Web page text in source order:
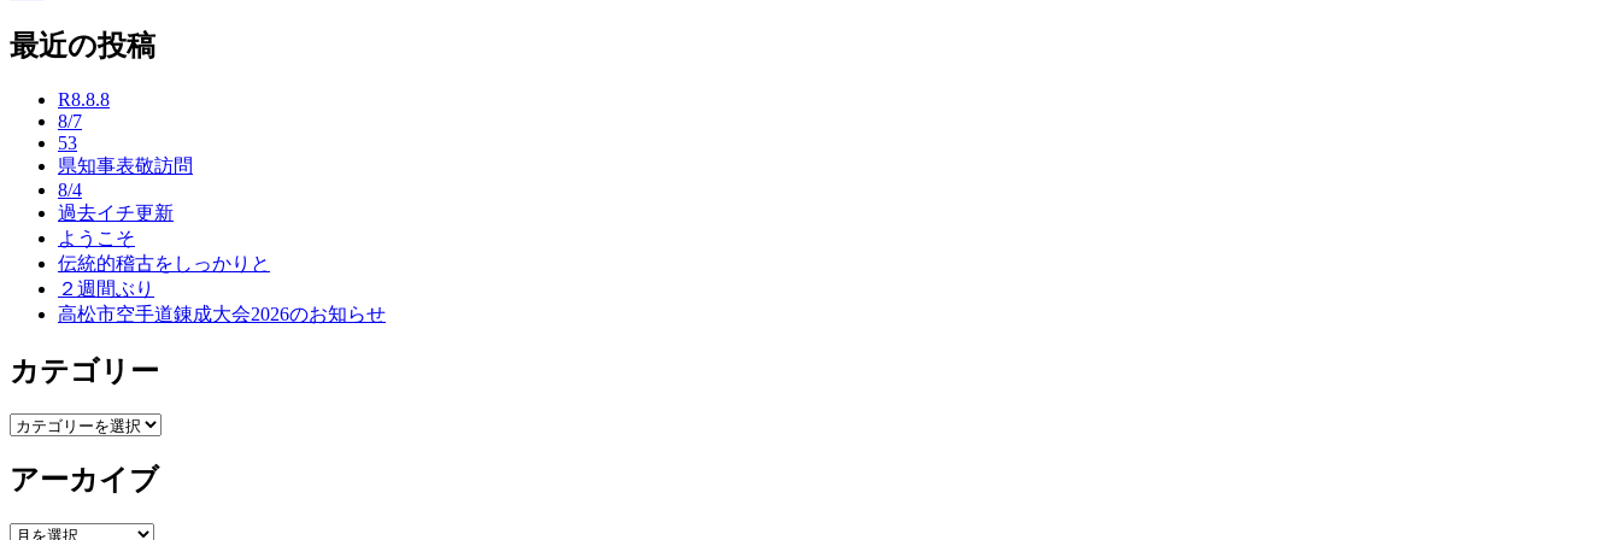
ナ
最近の投稿
R8.8.8
8/7
53
県知事表敬訪問
8/4
過去イチ更新
ようこそ
伝統的稽古をしっかりと
２週間ぶり
高松市空手道錬成大会2026のお知らせ
カテゴリー
カ
ゴ
ー
アーカイブ
ア